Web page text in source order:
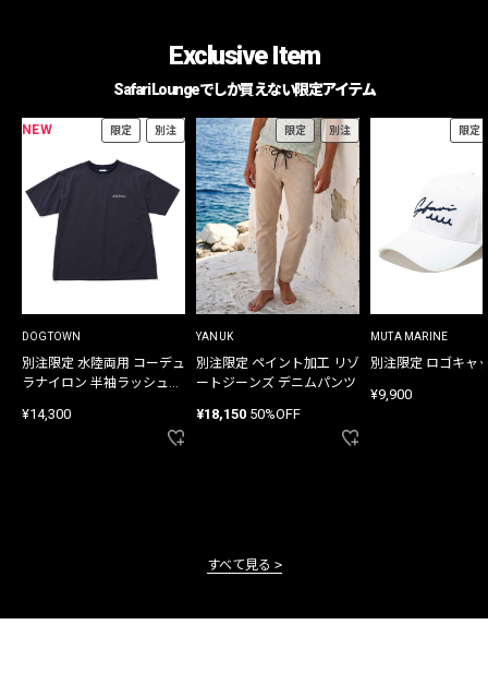
Exclusive Item
Safari Loungeでしか買えない限定アイテム
NEW 限定 別注
DOGTOWN
別注限定 水陸両用 コーデュ
ラナイロン 半袖ラッシュガ
¥14,300
限定 別注
YANUK
別注限定 ペイント加工 リゾ
ートジーンズ デニムパンツ
¥18,150 50%OFF
限定
MUTA MARINE
別注限定 ロゴキャ
¥9,900
すべて見る